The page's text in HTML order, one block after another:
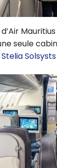
seule
Stelia Solsysts